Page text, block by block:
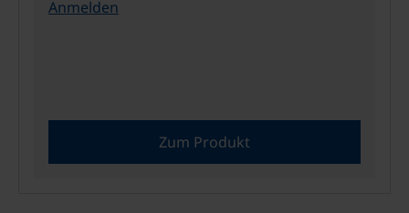
Anmelden
Zum Produkt